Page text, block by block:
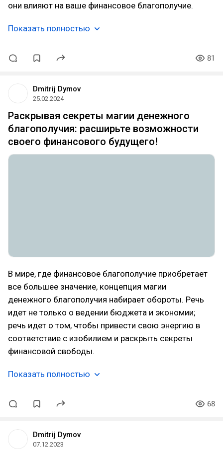
они влияют на ваше финансовое благополучие.
Показать полностью
81
Dmitrij Dymov
25.02.2024
Раскрывая секреты магии денежного
благополучия: расширьте возможности
своего финансового будущего!
В мире, где финансовое благополучие приобретает
все большее значение, концепция магии
денежного благополучия набирает обороты. Речь
идет не только о ведении бюджета и экономии;
речь идет о том, чтобы привести свою энергию в
соответствие с изобилием и раскрыть секреты
финансовой свободы.
Показать полностью
68
Dmitrij Dymov
07.12.2023